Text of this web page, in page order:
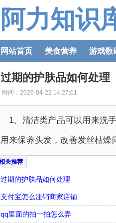
阿力知识
网站首页 美食营养 游戏数
过期的护肤品如何处理
时间：2026-04-22 14:27:01
1、清洁类产品可以用来洗
用来保养头发，改善发丝枯燥
过期的护肤品如何处理
支付宝怎么注销商家店铺
qq里面的拍一拍怎么弄